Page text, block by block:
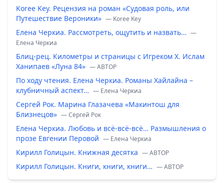
Koree Key. Рецензия на роман «Судовая роль, или
Путешествие Вероники» — Koree Key
Елена Черкиа. Рассмотреть, ощутить и назвать… —
Елена Черкиа
Блиц-рец. Километры и страницы с Игреком Х. Ислам
Ханипаев «Луна 84» — ABTOP
По ходу чтения. Елена Черкиа. Романы Хайлайна –
клубничный аспект… — Елена Черкиа
Сергей Рок. Марина Глазачева «Макинтош для
Близнецов» — Сергей Рок
Елена Черкиа. Любовь и всё-всё-всё… Размышления о
прозе Евгении Перовой — Елена Черкиа
Кирилл Голицын. Книжная десятка — ABTOP
Кирилл Голицын. Книги, книги, книги… — ABTOP